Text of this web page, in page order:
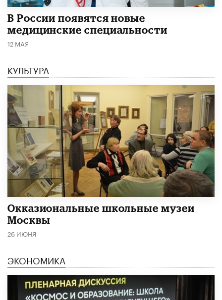
В России появятся новые
медицинские специальности
12 МАЯ
КУЛЬТУРА
​Окказиональные школьные музеи
Москвы
26 ИЮНЯ
ЭКОНОМИКА